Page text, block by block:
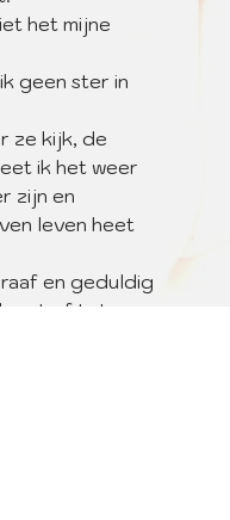
het mijne
geen ster in
ze kijk, de
ik het weer
zijn en
leven heet
en geduldig
of tot